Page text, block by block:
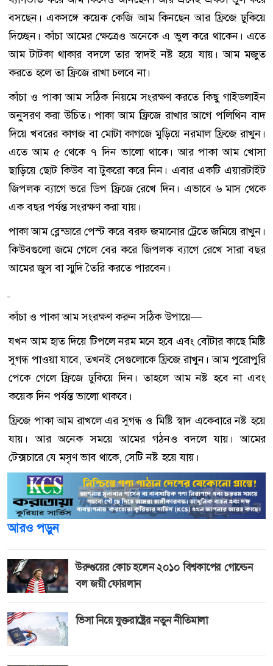
বসছেন। একসঙ্গে কয়েক কেজি আম কিনছেন আর ফ্রিজে ঢুকিয়ে
দিচ্ছেন। কাঁচা আমের ক্ষেত্রেও অনেকে এ ভুল করে থাকেন। এতে
আম টাটকা থাকার বদলে তার স্বাদই নষ্ট হয়ে যায়। আম মজুত
করতে হলে তা ফ্রিজে রাখা চলবে না।
কাঁচা ও পাকা আম সঠিক নিয়মে সংরক্ষণ করতে কিছু গাইডলাইন
অনুসরণ করা উচিত। পাকা আম ফ্রিজে রাখার আগে পলিথিন বাদ
দিয়ে খবরের কাগজ বা মোটা কাগজে মুড়িয়ে নরমাল ফ্রিজে রাখুন।
এতে আম ৫ থেকে ৭ দিন ভালো থাকে। আর পাকা আম খোসা
ছাড়িয়ে ছোট কিউব বা টুকরো করে নিন। এবার একটি এয়ারটাইট
জিপলক ব্যাগে ভরে ডিপ ফ্রিজে রেখে দিন। এভাবে ৬ মাস থেকে
এক বছর পর্যন্ত সংরক্ষণ করা যায়।
পাকা আম ব্লেন্ডারে পেস্ট করে বরফ জমানোর ট্রেতে জমিয়ে রাখুন।
কিউবগুলো জমে গেলে বের করে জিপলক ব্যাগে রেখে সারা বছর
আমের জুস বা স্মুদি তৈরি করতে পারবেন।
কাঁচা ও পাকা আম সংরক্ষণ করুন সঠিক উপায়ে—
যখন আম হাত দিয়ে টিপলে নরম মনে হবে এবং বোঁটার কাছে মিষ্টি
সুগন্ধ পাওয়া যাবে, তখনই সেগুলোকে ফ্রিজে রাখুন। আম পুরোপুরি
পেকে গেলে ফ্রিজে ঢুকিয়ে দিন। তাহলে আম নষ্ট হবে না এবং
কয়েক দিন পর্যন্ত ভালো থাকবে।
ফ্রিজে পাকা আম রাখলে এর সুগন্ধ ও মিষ্টি স্বাদ একেবারে নষ্ট হয়ে
যায়। আর অনেক সময়ে আমের গঠনও বদলে যায়। আমের
টেক্সচারে যে মসৃণ ভাব থাকে, সেটি নষ্ট হয়ে যায়।
আরও পড়ুন
উরুগুয়ের কোচ হলেন ২০১০ বিশ্বকাপের গোল্ডেন
বল জয়ী ফোরলান
ভিসা নিয়ে যুক্তরাষ্ট্রের নতুন নীতিমালা